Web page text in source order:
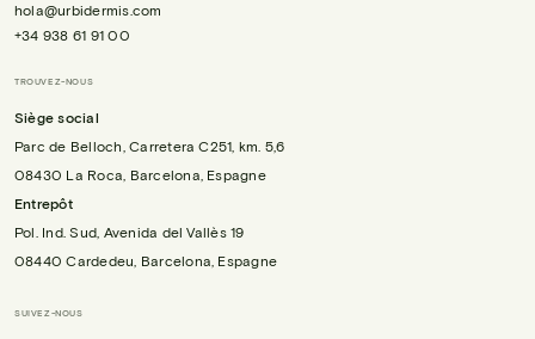
hola@urbidermis.com
+34 938 61 91 00
TROUVEZ-NOUS
Siège social
Parc de Belloch, Carretera C251, km. 5,6
08430 La Roca, Barcelona, Espagne
Entrepôt
Pol. Ind. Sud, Avenida del Vallès 19
08440 Cardedeu, Barcelona, Espagne
SUIVEZ-NOUS